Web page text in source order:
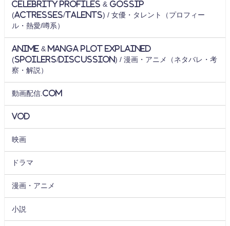
Celebrity Profiles & Gossip
(Actresses/Talents) / 女優・タレント（プロフィー
ル・熱愛/噂系）
Anime & Manga Plot Explained
(Spoilers/Discussion) / 漫画・アニメ（ネタバレ・考
察・解説）
動画配信.com
VOD
映画
ドラマ
漫画・アニメ
小説